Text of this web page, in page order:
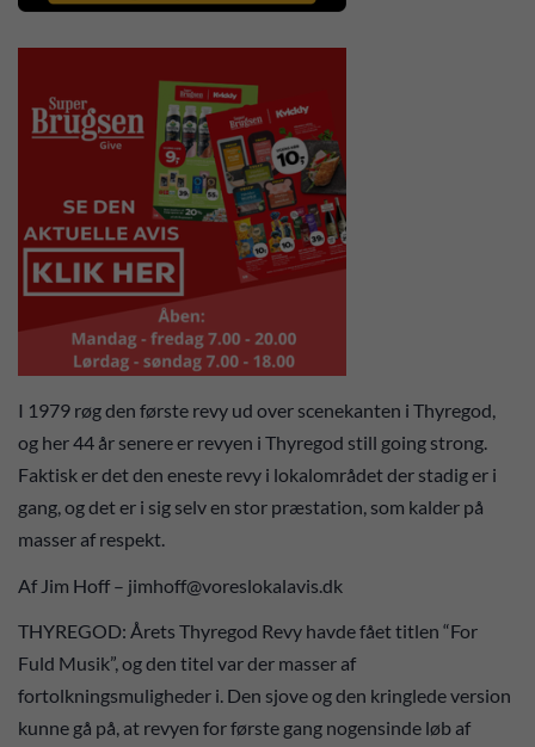
I 1979 røg den første revy ud over scenekanten i Thyregod,
og her 44 år senere er revyen i Thyregod still going strong.
Faktisk er det den eneste revy i lokalområdet der stadig er i
gang, og det er i sig selv en stor præstation, som kalder på
masser af respekt.
Af Jim Hoff – jimhoff@voreslokalavis.dk
THYREGOD: Årets Thyregod Revy havde fået titlen “For
Fuld Musik”, og den titel var der masser af
fortolkningsmuligheder i. Den sjove og den kringlede version
kunne gå på, at revyen for første gang nogensinde løb af